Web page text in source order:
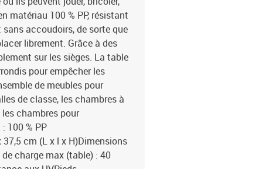
matériau 100 % PP, résistant
sans accoudoirs, de sorte que
librement. Grâce à des
sur les sièges. La table
pour empêcher les
de meubles pour
de classe, les chambres à
chambres pour
100 % PP
cm (L x l x H)Dimensions
charge max (table) : 40